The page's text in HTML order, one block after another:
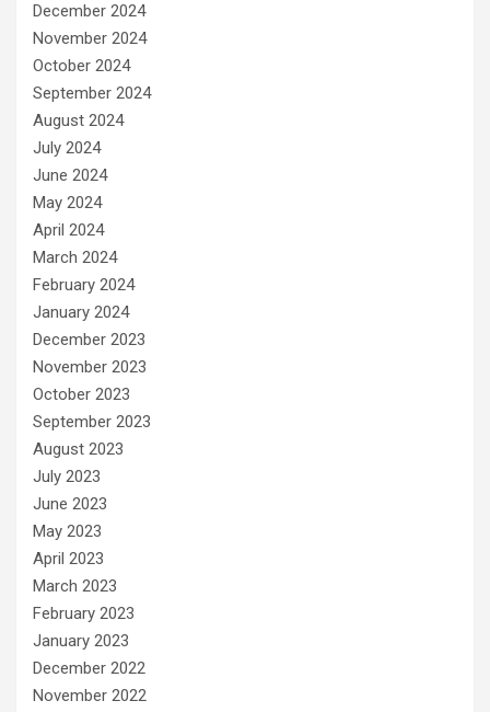
December 2024
November 2024
October 2024
September 2024
August 2024
July 2024
June 2024
May 2024
April 2024
March 2024
February 2024
January 2024
December 2023
November 2023
October 2023
September 2023
August 2023
July 2023
June 2023
May 2023
April 2023
March 2023
February 2023
January 2023
December 2022
November 2022